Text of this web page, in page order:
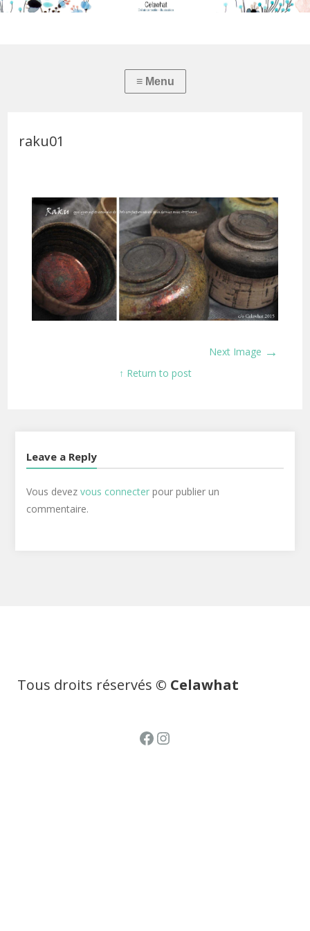
raku01
Next Image →
↑ Return to post
Leave a Reply
Vous devez vous connecterpour publier un
commentaire.
Tous droits réservés © Celawhat
Facebook
Instagram